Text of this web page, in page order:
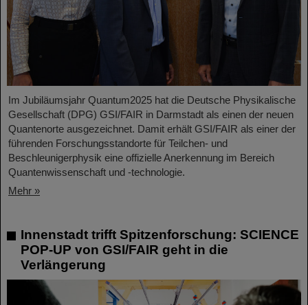
Im Jubiläumsjahr Quantum2025 hat die Deutsche Physikalische
Gesellschaft (DPG) GSI/FAIR in Darmstadt als einen der neuen
Quantenorte ausgezeichnet. Damit erhält GSI/FAIR als einer der
führenden Forschungsstandorte für Teilchen- und
Beschleunigerphysik eine offizielle Anerkennung im Bereich
Quantenwissenschaft und -technologie.
Mehr »
Innenstadt trifft Spitzenforschung: SCIENCE
POP-UP von GSI/FAIR geht in die
Verlängerung